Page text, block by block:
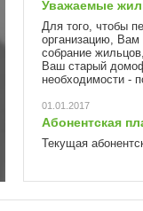
Уважаемые
Для того, чтобы
организацию,
собрание
Ваш старый
необходимости -
01.01.2017
Абонентская
Текущая